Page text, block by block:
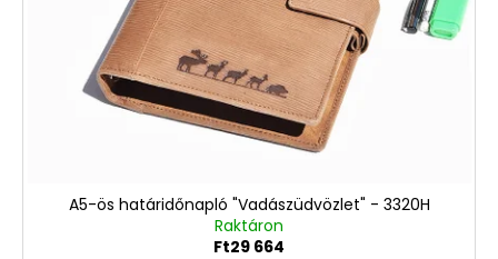
A5-ös határidőnapló "Vadászüdvözlet" - 3320H
Raktáron
Ft29 664